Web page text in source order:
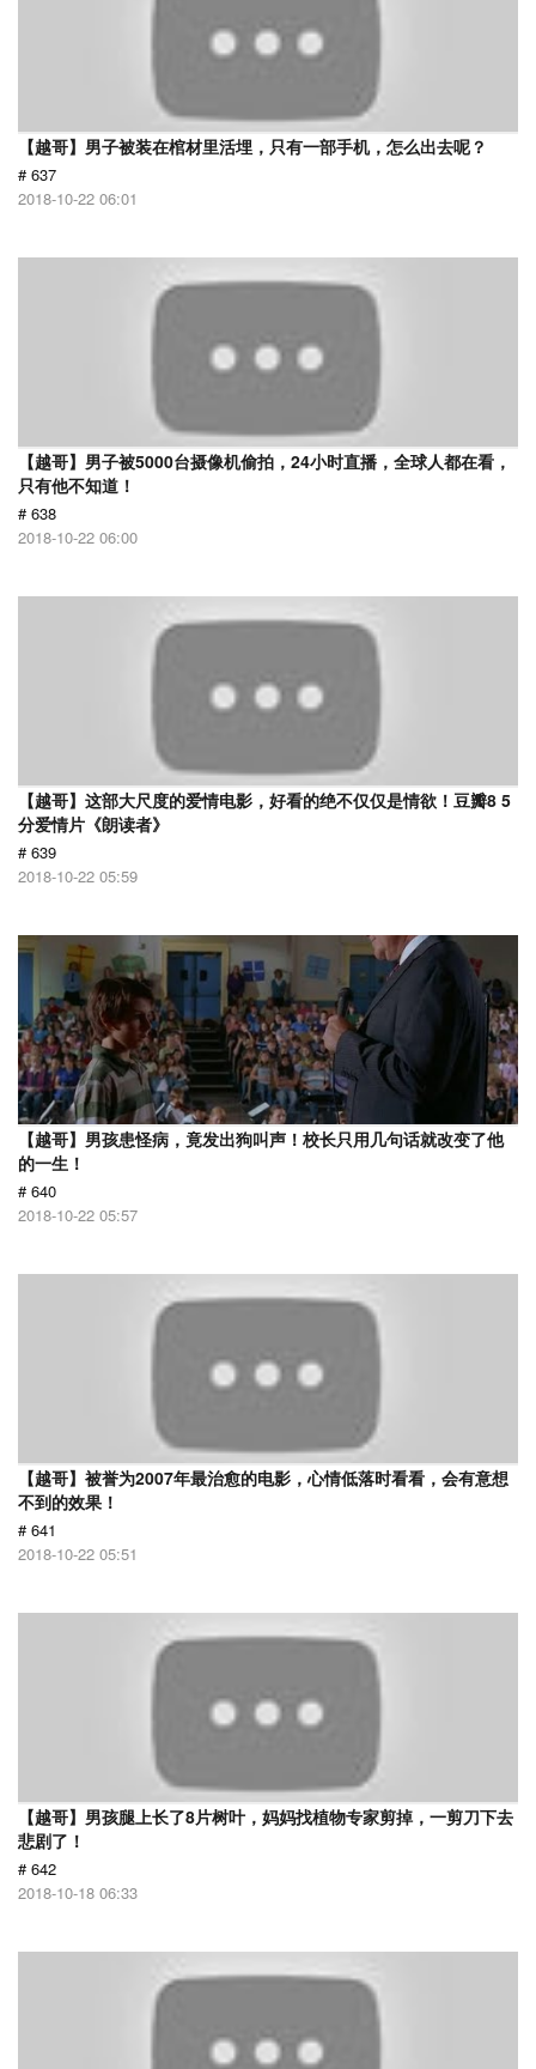
【越哥】男子被装在棺材里活埋，只有一部手机，怎么出去呢？
# 637
2018-10-22 06:01
【越哥】男子被5000台摄像机偷拍，24小时直播，全球人都在看，
只有他不知道！
# 638
2018-10-22 06:00
【越哥】这部大尺度的爱情电影，好看的绝不仅仅是情欲！豆瓣8 5
分爱情片《朗读者》
# 639
2018-10-22 05:59
【越哥】男孩患怪病，竟发出狗叫声！校长只用几句话就改变了他
的一生！
# 640
2018-10-22 05:57
【越哥】被誉为2007年最治愈的电影，心情低落时看看，会有意想
不到的效果！
# 641
2018-10-22 05:51
【越哥】男孩腿上长了8片树叶，妈妈找植物专家剪掉，一剪刀下去
悲剧了！
# 642
2018-10-18 06:33